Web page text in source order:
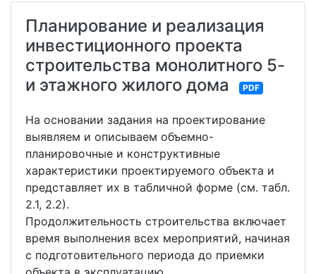
Планирование и реализация
инвестиционного проекта
строительства монолитного 5-
и этажного жилого дома
PDF
На основании задания на проектирование
выявляем и описываем объемно-
планировочные и конструктивные
характеристики проектируемого объекта и
представляет их в табличной форме (см. табл.
2.1, 2.2).
Продолжительность строительства включает
время выполнения всех мероприятий, начиная
с подготовительного периода до приемки